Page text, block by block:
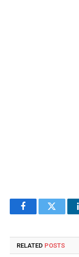
FacebookTwitter
RELATED POSTS